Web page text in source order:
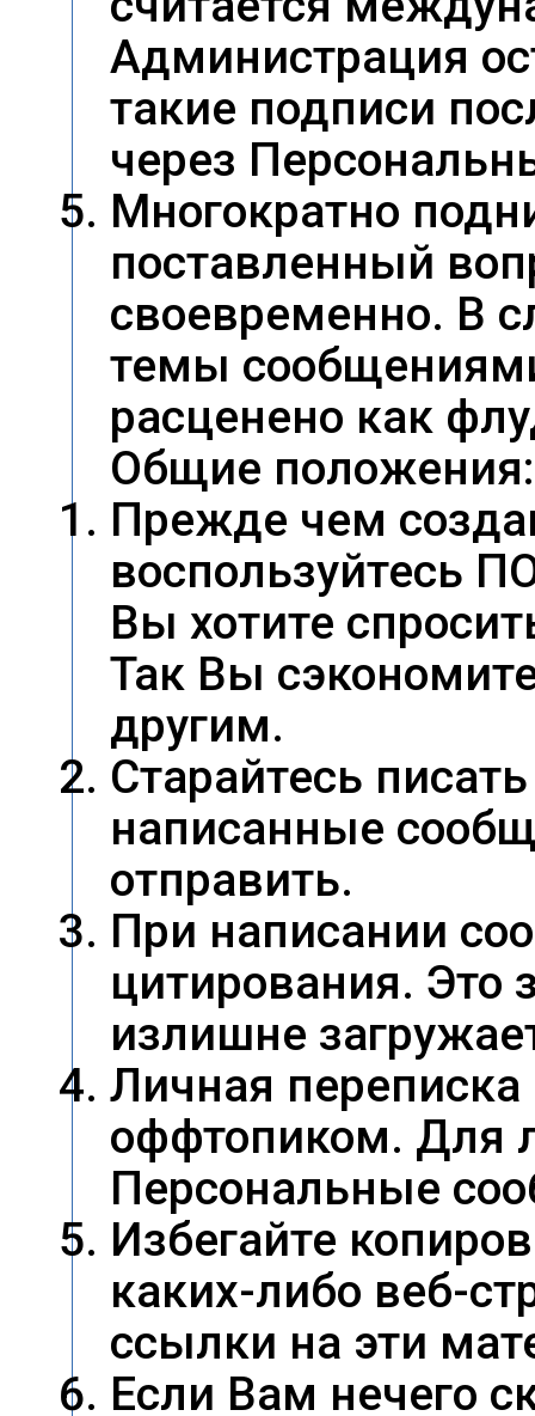
Администрация
такие подписи
через
Многократно
поставленный
своевременно. В
темы
расценено как
Общие положения:
Прежде чем
воспользуйтесь
Вы хотите
Так Вы
другим.
Старайтесь
написанные
отправить.
При написании
цитирования. Это
излишне
Личная
оффтопиком. Для
Персональные
Избегайте
каких-либо веб-
ссылки на эти
Если Вам нечего